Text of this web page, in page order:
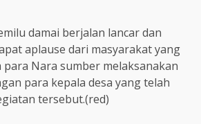
damai berjalan lancar dan
aplause dari masyarakat yang
para Nara sumber melaksanakan
para kepala desa yang telah
tersebut.(red)